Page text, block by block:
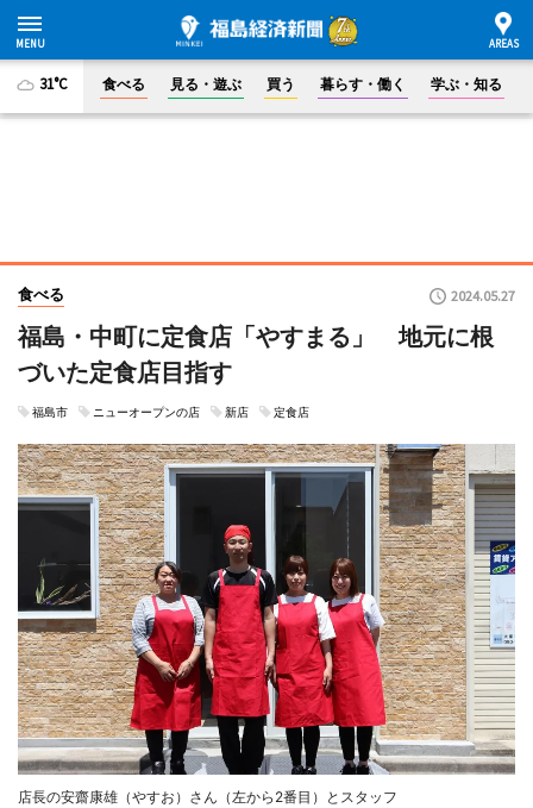
31°C 食べる 見る・遊ぶ 買う 暮らす・働く 学ぶ・知る
食べる 2024.05.27
福島・中町に定食店「やすまる」 地元に根
づいた定食店目指す
福島市 ニューオープンの店 新店 定食店
店長の安齋康雄（やすお）さん（左から2番目）とスタッフ